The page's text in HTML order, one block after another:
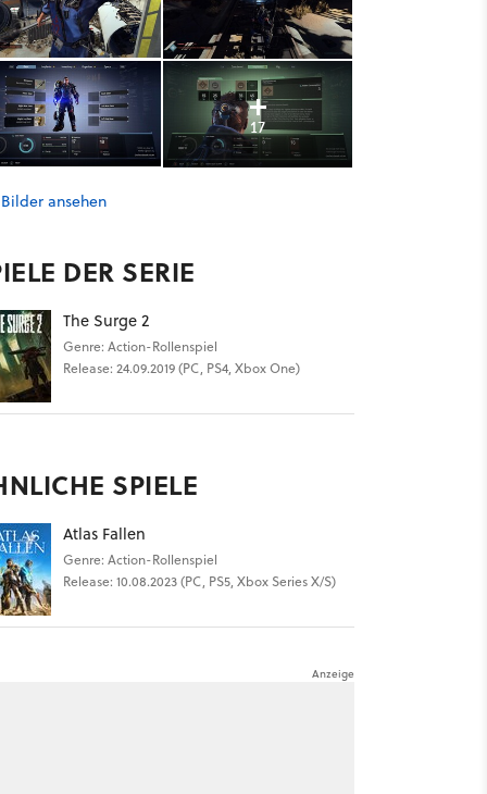
17
ansehen
DER SERIE
The Surge 2
Genre: Action-Rollenspiel
Release: 24.09.2019 (PC, PS4, Xbox One)
SPIELE
Atlas Fallen
Genre: Action-Rollenspiel
Release: 10.08.2023 (PC, PS5, Xbox Series X/S)